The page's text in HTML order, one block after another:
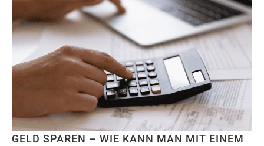
GELD SPAREN – WIE KANN MAN MIT EINEM